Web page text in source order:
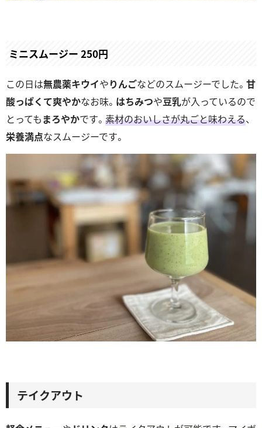
ミニスムージー 250円
この日は無農薬キウイやりんごなどのスムージーでした。 甘
酸っぱくて爽やかなお味。 はちみつや豆乳が入っているので
とってもまろやかです。 素材のおいしさが丸ごと味わえる、
栄養満点なスムージーです。
テイクアウト